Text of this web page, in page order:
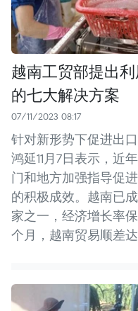
越南工贸部提出
的七大解决方案
07/11/2023 08:17
针对新形势下促进出
鸿延11月7日表示，近
门和地方加强指导促
的积极成效。越南已
家之一，经济增长率
个月，越南贸易顺差达